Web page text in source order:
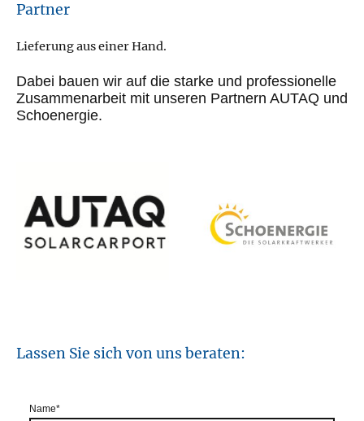
Partner
Lieferung aus einer Hand.
Dabei bauen wir auf die starke und professionelle
Zusammenarbeit mit unseren Partnern AUTAQ und
Schoenergie.
Lassen Sie sich von uns beraten:
Name*